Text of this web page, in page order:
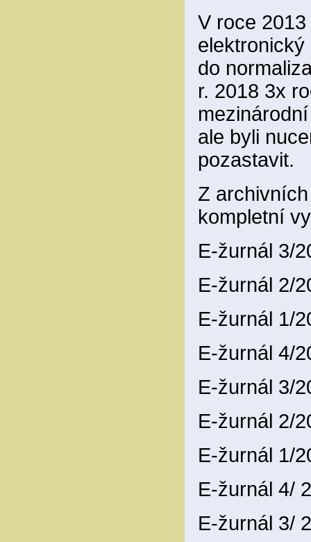
V roce
do
r. 2018 3x
ale byli
pozastavit.
Z
kompletní
E-žurnál 3/
E-žurnál 2/
E-žurnál 1/
E-žurnál 4/
E-žurnál 3/
E-žurnál 2/
E-žurnál 1/
E-žurnál 4/
E-žurnál 3/